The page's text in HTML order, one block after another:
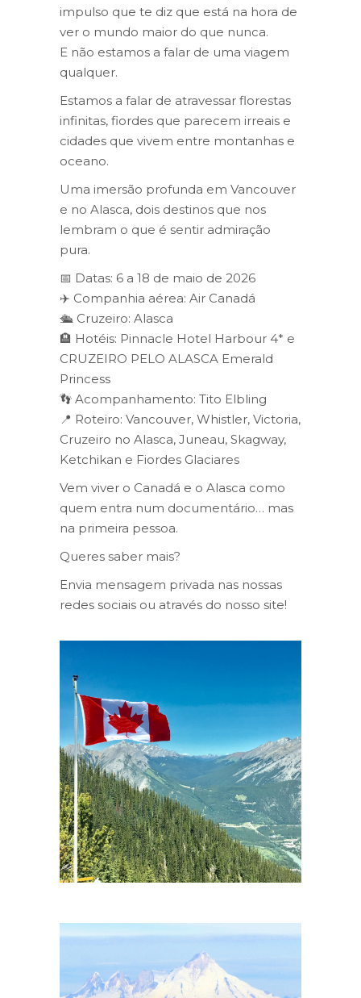
impulso que te diz que está na hora de
ver o mundo maior do que nunca.
E não estamos a falar de uma viagem
qualquer.
Estamos a falar de atravessar florestas
infinitas, fiordes que parecem irreais e
cidades que vivem entre montanhas e
oceano.
Uma imersão profunda em Vancouver
e no Alasca, dois destinos que nos
lembram o que é sentir admiração
pura.
📅 Datas: 6 a 18 de maio de 2026
✈️ Companhia aérea: Air Canadá
🛳️ Cruzeiro: Alasca
🏨 Hotéis: Pinnacle Hotel Harbour 4* e
CRUZEIRO PELO ALASCA Emerald
Princess
👣 Acompanhamento: Tito Elbling
📍 Roteiro: Vancouver, Whistler, Victoria,
Cruzeiro no Alasca, Juneau, Skagway,
Ketchikan e Fiordes Glaciares
Vem viver o Canadá e o Alasca como
quem entra num documentário… mas
na primeira pessoa.
Queres saber mais?
Envia mensagem privada nas nossas
redes sociais ou através do nosso site!